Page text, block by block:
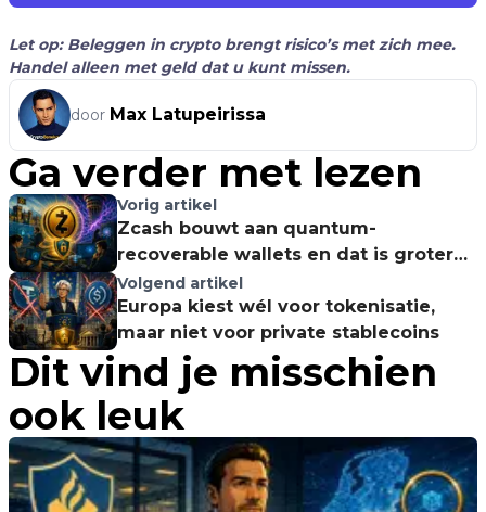
Let op: Beleggen in crypto brengt risico’s met zich mee.
Handel alleen met geld dat u kunt missen.
door Max Latupeirissa
Ga verder met lezen
Vorig artikel
Zcash bouwt aan quantum-
recoverable wallets en dat is groter
dan ZEC
Volgend artikel
Europa kiest wél voor tokenisatie,
maar niet voor private stablecoins
Dit vind je misschien
ook leuk